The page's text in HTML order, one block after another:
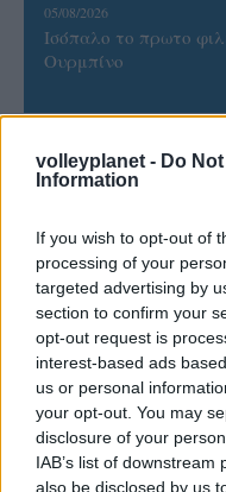
volleyplanet - Do
Information
If you wish to opt-out of
processing of your
targeted advertising by
section to confirm your
opt-out request is
interest-based ads
us or personal
your opt-out. You may
disclosure of your
IAB’s list of
also be disclosed by us
05/08/2026
Ισόπαλο το πρωτο
Ουρμπίνο